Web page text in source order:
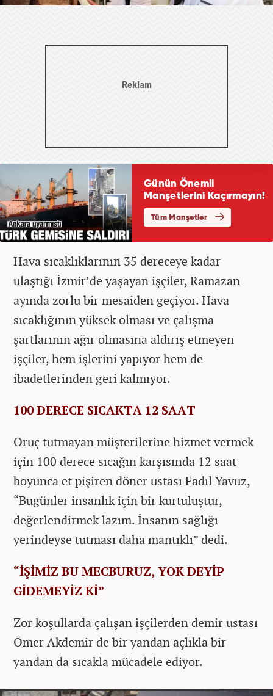
Hava sıcaklıklarının 35 dereceye kadar
ulaştığı İzmir’de yaşayan işçiler, Ramazan
ayında zorlu bir mesaiden geçiyor. Hava
sıcaklığının yüksek olması ve çalışma
şartlarının ağır olmasına aldırış etmeyen
işçiler, hem işlerini yapıyor hem de
ibadetlerinden geri kalmıyor.
100 DERECE SICAKTA 12 SAAT
Oruç tutmayan müşterilerine hizmet vermek
için 100 derece sıcağın karşısında 12 saat
boyunca et pişiren döner ustası Fadıl Yavuz,
“Bugünler insanlık için bir kurtuluştur,
değerlendirmek lazım. İnsanın sağlığı
yerindeyse tutması daha mantıklı” dedi.
“İŞİMİZ BU MECBURUZ, YOK DEYİP
GİDEMEYİZ Kİ”
Zor koşullarda çalışan işçilerden demir ustası
Ömer Akdemir de bir yandan açlıkla bir
yandan da sıcakla mücadele ediyor.